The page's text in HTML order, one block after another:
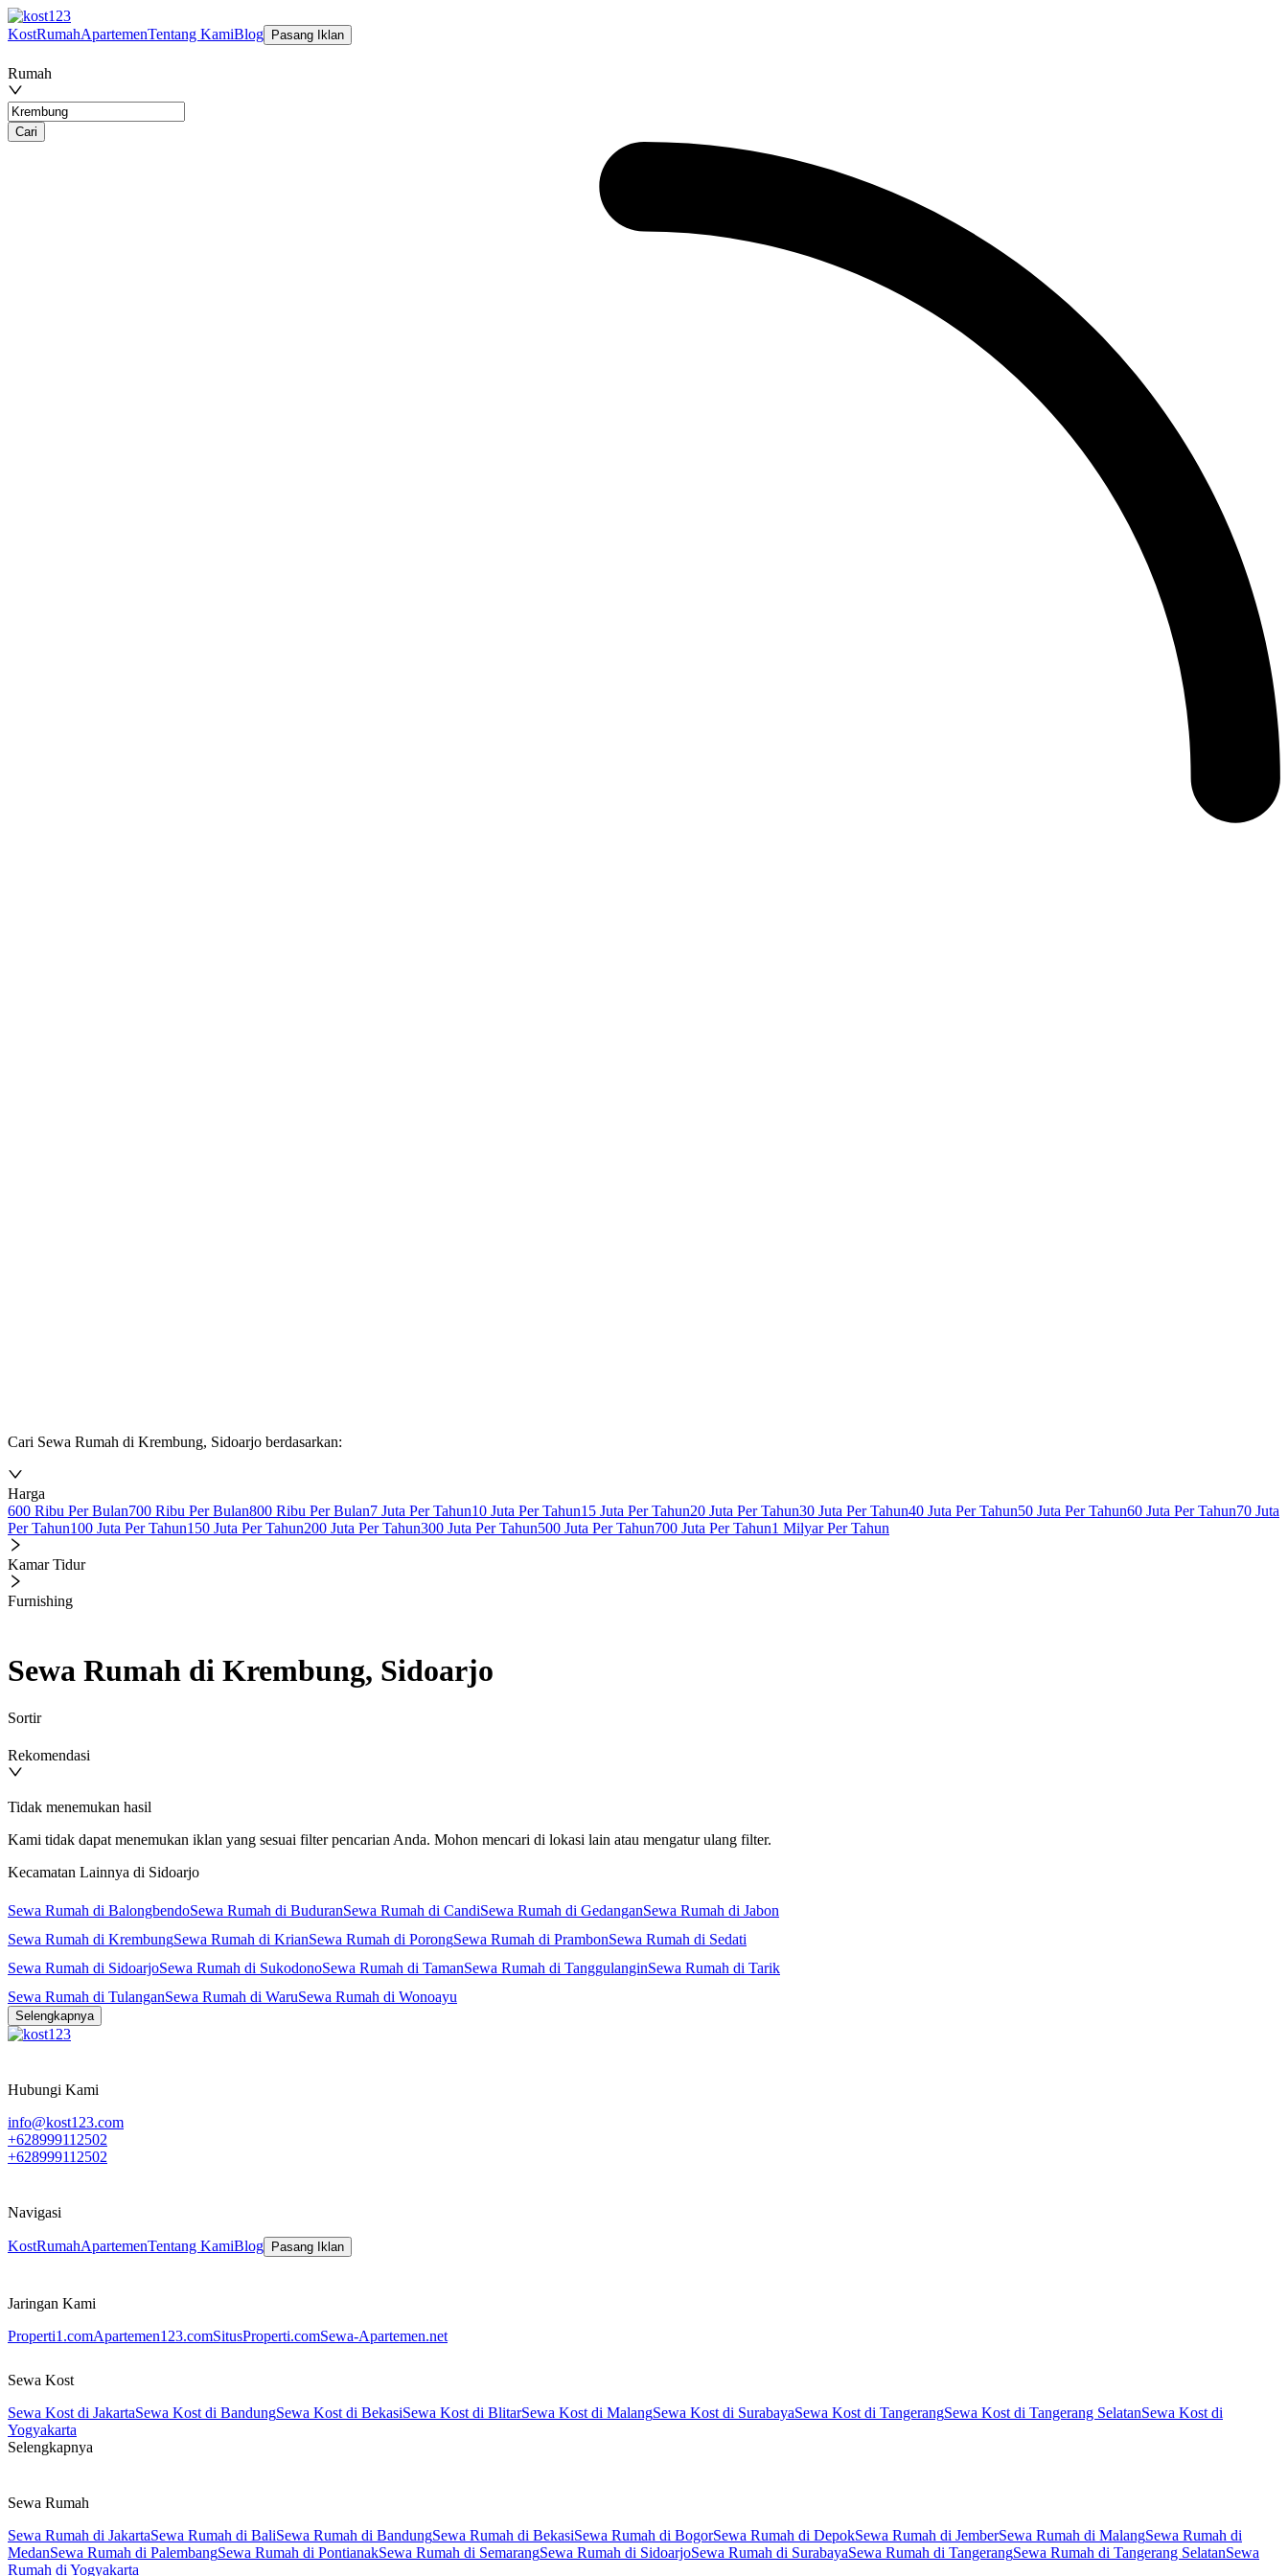
KostRumahApartemenTentang KamiBlog Pasang Iklan
Rumah
Cari
Cari Sewa Rumah di Krembung, Sidoarjo berdasarkan:
Harga
600 Ribu Per Bulan700 Ribu Per Bulan800 Ribu Per Bulan7 Juta Per Tahun10 Juta Per Tahun15 Juta Per Tahun20 Juta Per Tahun30 Juta Per Tahun40 Juta Per Tahun50 Juta Per Tahun60 Juta Per Tahun70 Juta
Per Tahun100 Juta Per Tahun150 Juta Per Tahun200 Juta Per Tahun300 Juta Per Tahun500 Juta Per Tahun700 Juta Per Tahun1 Milyar Per Tahun
Kamar Tidur
Furnishing
Sewa Rumah di Krembung, Sidoarjo
Sortir
Rekomendasi
Tidak menemukan hasil
Kami tidak dapat menemukan iklan yang sesuai filter pencarian Anda. Mohon mencari di lokasi lain atau mengatur ulang filter.
Kecamatan Lainnya di Sidoarjo
Sewa Rumah di BalongbendoSewa Rumah di BuduranSewa Rumah di CandiSewa Rumah di GedanganSewa Rumah di Jabon
Sewa Rumah di KrembungSewa Rumah di KrianSewa Rumah di PorongSewa Rumah di PrambonSewa Rumah di Sedati
Sewa Rumah di SidoarjoSewa Rumah di SukodonoSewa Rumah di TamanSewa Rumah di TanggulanginSewa Rumah di Tarik
Sewa Rumah di TulanganSewa Rumah di WaruSewa Rumah di Wonoayu
Selengkapnya
Hubungi Kami
info@kost123.com
+628999112502
+628999112502
Navigasi
KostRumahApartemenTentang KamiBlog Pasang Iklan
Jaringan Kami
Properti1.comApartemen123.comSitusProperti.comSewa-Apartemen.net
Sewa Kost
Sewa Kost di JakartaSewa Kost di BandungSewa Kost di BekasiSewa Kost di BlitarSewa Kost di MalangSewa Kost di SurabayaSewa Kost di TangerangSewa Kost di Tangerang SelatanSewa Kost di
Yogyakarta
Selengkapnya
Sewa Rumah
Sewa Rumah di JakartaSewa Rumah di BaliSewa Rumah di BandungSewa Rumah di BekasiSewa Rumah di BogorSewa Rumah di DepokSewa Rumah di JemberSewa Rumah di MalangSewa Rumah di
MedanSewa Rumah di PalembangSewa Rumah di PontianakSewa Rumah di SemarangSewa Rumah di SidoarjoSewa Rumah di SurabayaSewa Rumah di TangerangSewa Rumah di Tangerang SelatanSewa
Rumah di Yogyakarta